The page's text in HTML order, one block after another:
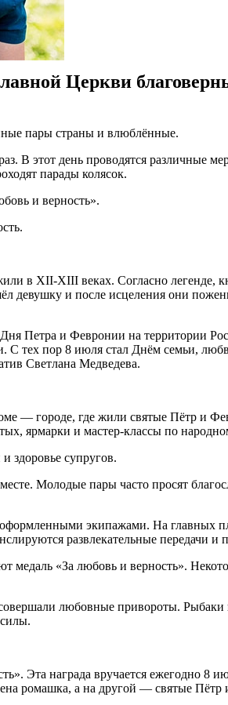
Церкви
пары страны и влюблённые.
В этот день проводятся различные
парады колясок.
и верность».
в XII-XIII веках. Согласно легенде,
девушку и после исцеления они
Петра и Февронии на территории
тех пор 8 июля стал Днём семьи,
Светлана Медведева.
городе, где жили святые Пётр и
ярмарки и мастер-классы по
здоровье супругов.
Молодые пары часто просят
экипажами. На главных
развлекательные передачи
«За любовь и верность».
любовные привороты. Рыбаки
Эта награда вручается ежегодно 8
ромашка, а на другой — святые Пётр